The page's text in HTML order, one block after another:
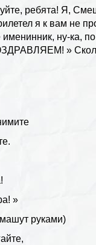
ребята! Я,
я к вам не
ну-ка,
»
»
руками)